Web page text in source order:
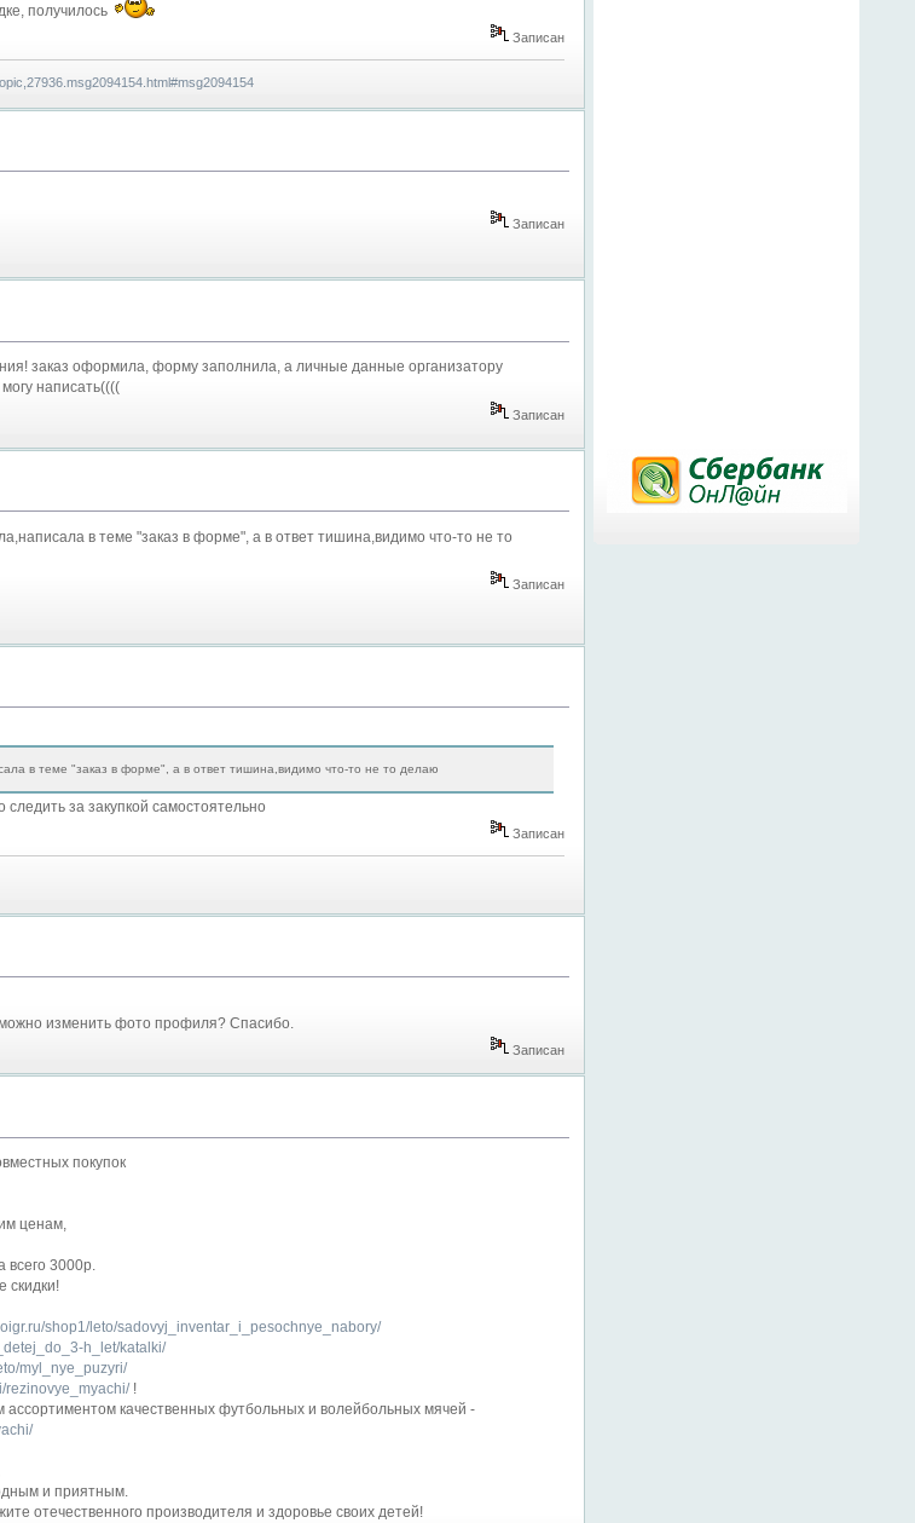
получилось
Записан
Записан
заказ оформила, форму заполнила, а личные данные организатору
написать((((
Записан
в теме "заказ в форме", а в ответ тишина,видимо что-то не то
Записан
в теме "заказ в форме", а в ответ тишина,видимо что-то не то делаю
за закупкой самостоятельно
Записан
можно изменить фото профиля? Спасибо.
Записан
покупок
ценам,
всего 3000р.
скидки!
shop1/leto/sadovyj_inventar_i_pesochnye_nabory/
h_let/katalki/
myl_nye_puzyri/
rezinovye_myachi/!
качественных футбольных и волейбольных мячей -
и приятным.
отечественного производителя и здоровье своих детей!